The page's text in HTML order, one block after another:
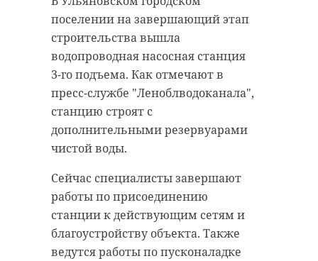
поселении на завершающий этап
строительства вышла
водопроводная насосная станция
3-го подъема. Как отмечают в
пресс-службе "Леноблводоканала",
станцию строят с
дополнительными резервуарами
чистой воды.
Сейчас специалисты завершают
работы по присоединению
станции к действующим сетям и
благоустройству объекта. Также
ведутся работы по пусконаладке
техникума обратились за
медицинской помощью из-за
признаков расстройства
пищеварения. Этим инцидентом
заинтересовалась городская
прокуратура.
Сейчас специалисты ведомства
проводят проверку соблюдения
требований санитарно-
эпидемиологического
законодательства в учреждении
при организации питания,
сообщает издание Online47 со
У комитета по природным
ресурсам 47 региона новый глава.
В четверг, 19 мая, стало известно
об официальном назначении на
пост председателя ведомства
Дениса Сергеевича Беляева. К
своей новой должности он
Соответствующее распоряжение
подписал губернатор Ленобласти
Александр Дрозденко.
С июля 2021 года по апрель 2022